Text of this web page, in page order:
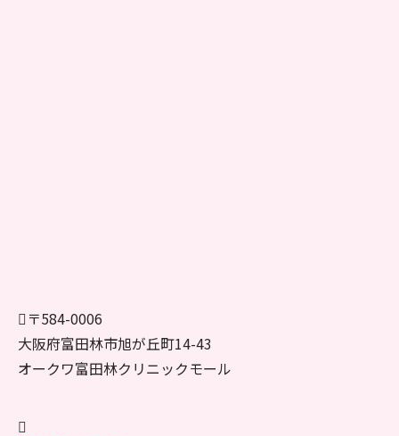
〒584-0006
大阪府富田林市旭が丘町14-43
オークワ富田林クリニックモール